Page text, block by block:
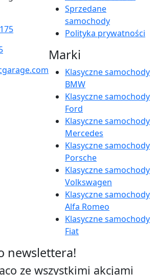
Sprzedane
samochody
Polityka prywatności
Marki
Klasyczne samochody
BMW
Klasyczne samochody
Ford
Klasyczne samochody
Mercedes
Klasyczne samochody
Porsche
Klasyczne samochody
Volkswagen
Klasyczne samochody
Alfa Romeo
Klasyczne samochody
Fiat
newslettera!
ze wszystkimi akcjami